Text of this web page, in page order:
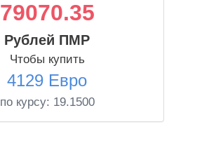
79070.35
Рублей ПМР
Чтобы купить
4129 Евро
по курсу: 19.1500